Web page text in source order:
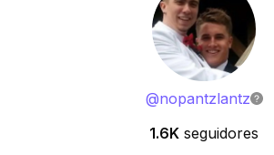
@nopantzlantz
1.6K seguidores